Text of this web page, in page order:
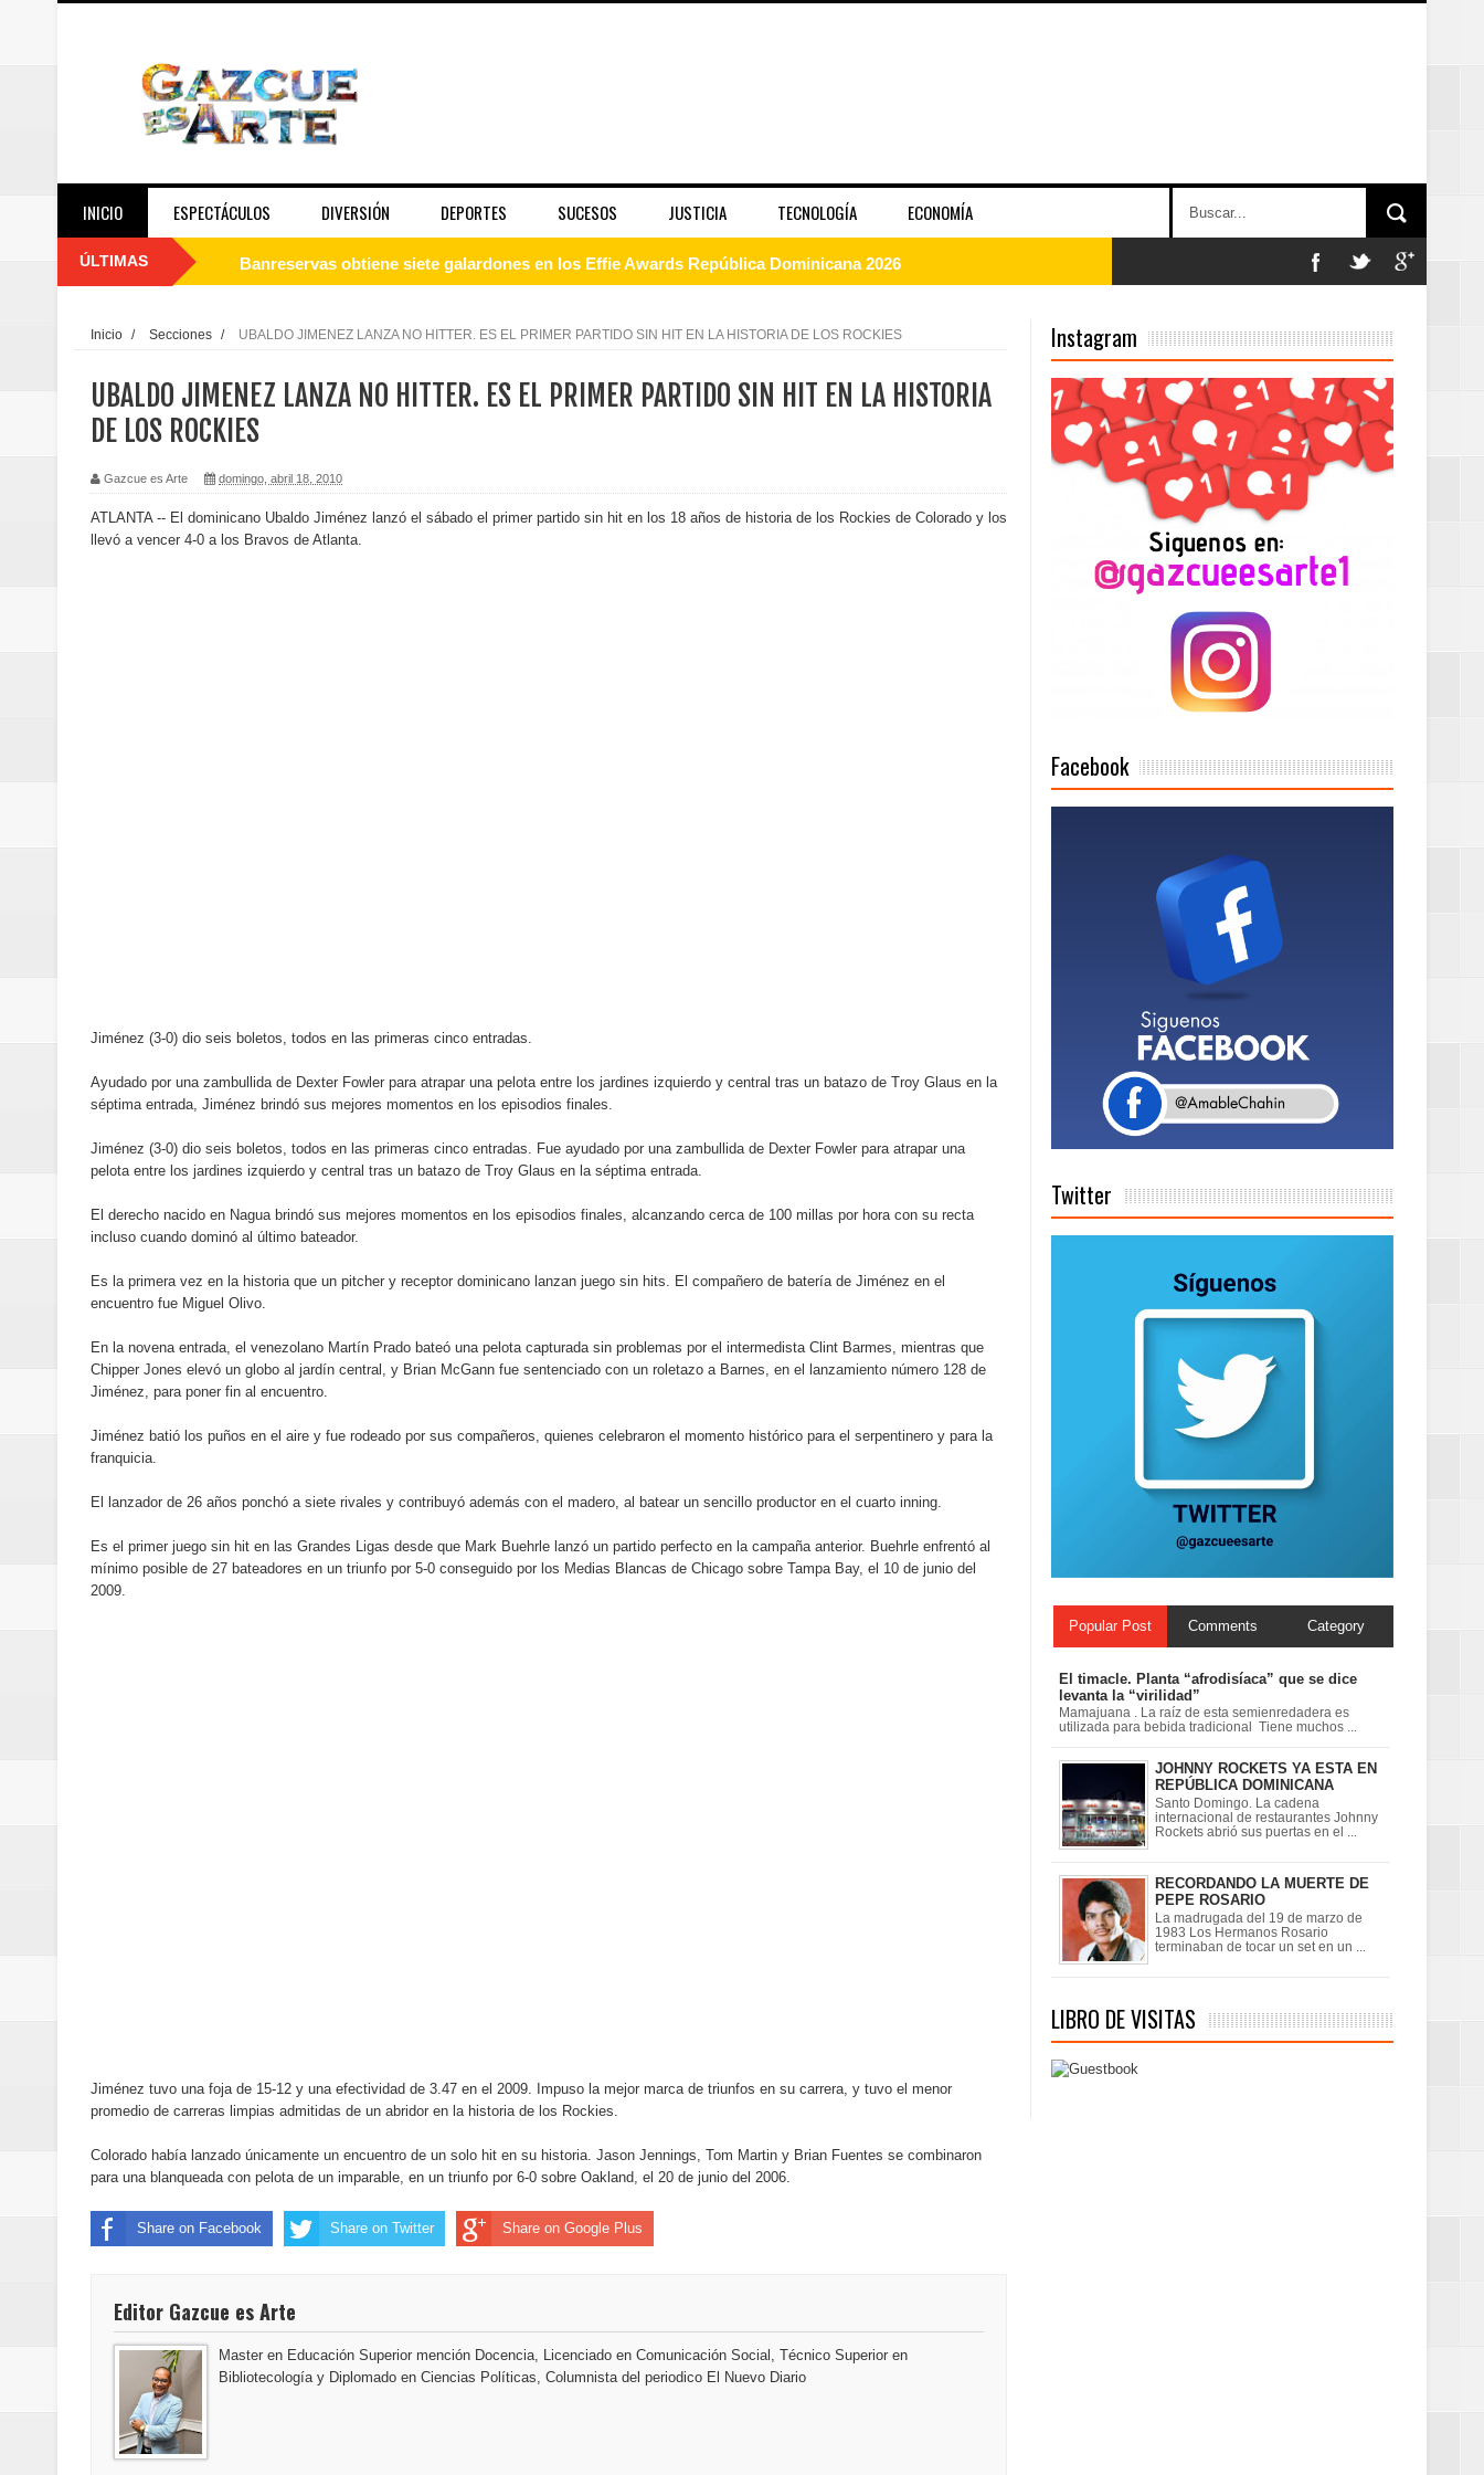
INICIO ESPECTÁCULOS DIVERSIÓN DEPORTES SUCESOS JUSTICIA TECNOLOGÍA ECONOMÍA
ÚLTIMAS Banreservas obtiene siete galardones en los Effie Awards República Dominicana 2026
Banreservas recibe nuevamente la máxima calificación crediticia AAA.do de Moody's Local RD con perspectiva
Estable
Juan Luis Guerra se acompaña del coro “Más que Vencedores” y nos regala el “Canto a la Patria” en la clausura
de los Centroamericanos y del Caribe
Domingo
Doctor Leonardo Aguilera afirma que Banreservas seguirá impulsando la seguridad alimentaria tras salida de RD
del mapa del hambre
Banreservas inaugura oficina en el Centro de Retención de Vehículos de Pedro Brand
SEPROI obtiene certificación ISO 37001 y se convierte en la primera empresa del sector con Sistema de Gestión
minutos
Centro Cultural Banreservas Santiago inaugura Primer Congreso de Artesanos de Santiago
Inicio / Secciones / UBALDO JIMENEZ LANZA NO HITTER. ES EL PRIMER PARTIDO SIN HIT EN LA HISTORIA DE LOS ROCKIES
UBALDO JIMENEZ LANZA NO HITTER. ES EL PRIMER PARTIDO SIN HIT EN LA HISTORIA
DE LOS ROCKIES
Gazcue es Arte domingo, abril 18, 2010
ATLANTA -- El dominicano Ubaldo Jiménez lanzó el sábado el primer partido sin hit en los 18 años de historia de los Rockies de Colorado y los
llevó a vencer 4-0 a los Bravos de Atlanta.
Jiménez (3-0) dio seis boletos, todos en las primeras cinco entradas.
Ayudado por una zambullida de Dexter Fowler para atrapar una pelota entre los jardines izquierdo y central tras un batazo de Troy Glaus en la
séptima entrada, Jiménez brindó sus mejores momentos en los episodios finales.
Jiménez (3-0) dio seis boletos, todos en las primeras cinco entradas. Fue ayudado por una zambullida de Dexter Fowler para atrapar una
pelota entre los jardines izquierdo y central tras un batazo de Troy Glaus en la séptima entrada.
El derecho nacido en Nagua brindó sus mejores momentos en los episodios finales, alcanzando cerca de 100 millas por hora con su recta
incluso cuando dominó al último bateador.
Es la primera vez en la historia que un pitcher y receptor dominicano lanzan juego sin hits. El compañero de batería de Jiménez en el
encuentro fue Miguel Olivo.
En la novena entrada, el venezolano Martín Prado bateó una pelota capturada sin problemas por el intermedista Clint Barmes, mientras que
Chipper Jones elevó un globo al jardín central, y Brian McGann fue sentenciado con un roletazo a Barnes, en el lanzamiento número 128 de
Jiménez, para poner fin al encuentro.
Jiménez batió los puños en el aire y fue rodeado por sus compañeros, quienes celebraron el momento histórico para el serpentinero y para la
franquicia.
El lanzador de 26 años ponchó a siete rivales y contribuyó además con el madero, al batear un sencillo productor en el cuarto inning.
Es el primer juego sin hit en las Grandes Ligas desde que Mark Buehrle lanzó un partido perfecto en la campaña anterior. Buehrle enfrentó al
mínimo posible de 27 bateadores en un triunfo por 5-0 conseguido por los Medias Blancas de Chicago sobre Tampa Bay, el 10 de junio del
2009.
Jiménez tuvo una foja de 15-12 y una efectividad de 3.47 en el 2009. Impuso la mejor marca de triunfos en su carrera, y tuvo el menor
promedio de carreras limpias admitidas de un abridor en la historia de los Rockies.
Colorado había lanzado únicamente un encuentro de un solo hit en su historia. Jason Jennings, Tom Martin y Brian Fuentes se combinaron
para una blanqueada con pelota de un imparable, en un triunfo por 6-0 sobre Oakland, el 20 de junio del 2006.
Share on Facebook Share on Twitter Share on Google Plus
Editor Gazcue es Arte
Master en Educación Superior mención Docencia, Licenciado en Comunicación Social, Técnico Superior en
Bibliotecología y Diplomado en Ciencias Políticas, Columnista del periodico El Nuevo Diario
Instagram
Facebook
Twitter
Popular Post Comments Category
El timacle. Planta “afrodisíaca” que se dice
levanta la “virilidad”
Mamajuana . La raíz de esta semienredadera es
utilizada para bebida tradicional Tiene muchos ...
JOHNNY ROCKETS YA ESTA EN
REPÚBLICA DOMINICANA
Santo Domingo. La cadena
internacional de restaurantes Johnny
Rockets abrió sus puertas en el ...
RECORDANDO LA MUERTE DE
PEPE ROSARIO
La madrugada del 19 de marzo de
1983 Los Hermanos Rosario
terminaban de tocar un set en un ...
LIBRO DE VISITAS